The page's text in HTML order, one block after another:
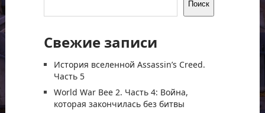
Поиск
Свежие записи
История вселенной Assassin’s Creed.
Часть 5
World War Bee 2. Часть 4: Война,
которая закончилась без битвы